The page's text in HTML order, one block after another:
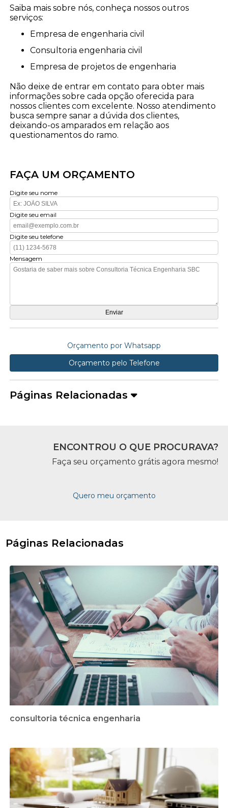
Saiba mais sobre nós, conheça nossos outros
serviços:
empresa de engenharia civil
consultoria engenharia civil
empresa de projetos de engenharia
Não deixe de entrar em contato para obter mais
informações sobre cada opção oferecida para
nossos clientes com excelente. Nosso atendimento
busca sempre sanar a dúvida dos clientes,
deixando-os amparados em relação aos
questionamentos do ramo.
FAÇA UM ORÇAMENTO
Digite seu nome
Digite seu email
Digite seu telefone
Mensagem
Orçamento por Whatsapp
Orçamento pelo Telefone
Páginas Relacionadas
ENCONTROU O QUE PROCURAVA?
Faça seu orçamento grátis agora mesmo!
Quero meu orçamento
Páginas Relacionadas
consultoria técnica engenharia